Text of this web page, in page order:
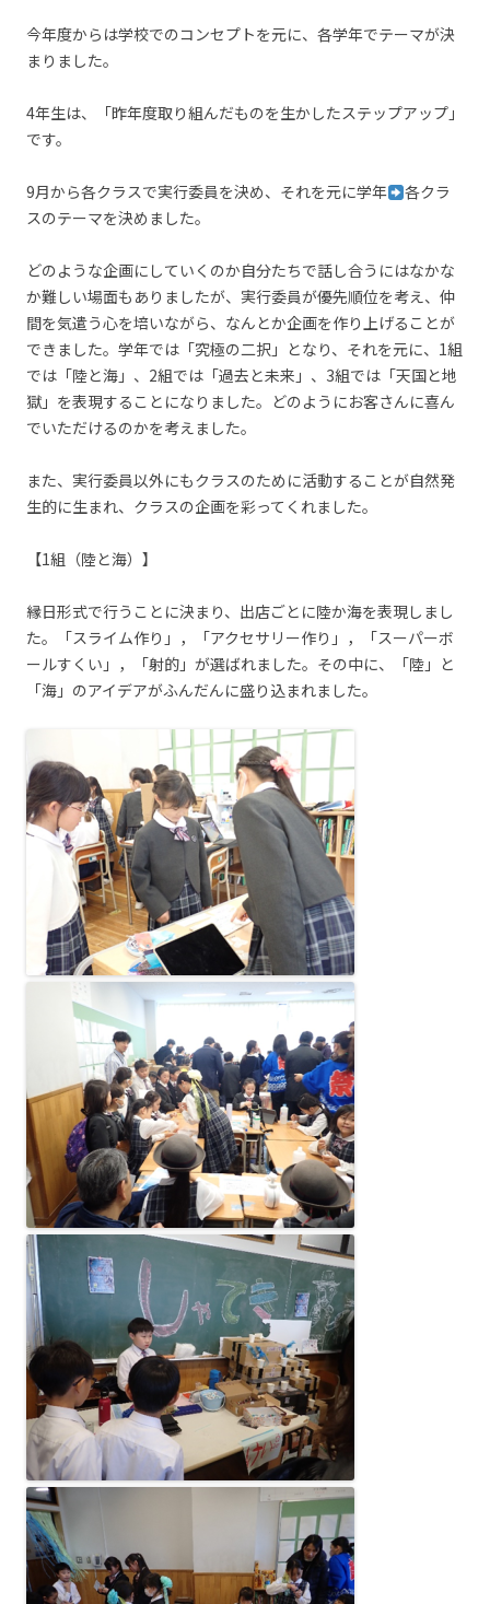
今年度からは学校でのコンセプトを元に、各学年でテーマが決
まりました。
4年生は、「昨年度取り組んだものを生かしたステップアップ」
です。
9月から各クラスで実行委員を決め、それを元に学年
各クラ
スのテーマを決めました。
どのような企画にしていくのか自分たちで話し合うにはなかな
か難しい場面もありましたが、実行委員が優先順位を考え、仲
間を気遣う心を培いながら、なんとか企画を作り上げることが
できました。学年では「究極の二択」となり、それを元に、1組
では「陸と海」、2組では「過去と未来」、3組では「天国と地
獄」を表現することになりました。どのようにお客さんに喜ん
でいただけるのかを考えました。
また、実行委員以外にもクラスのために活動することが自然発
生的に生まれ、クラスの企画を彩ってくれました。
【1組（陸と海）】
縁日形式で行うことに決まり、出店ごとに陸か海を表現しまし
た。「スライム作り」，「アクセサリー作り」，「スーパーボ
ールすくい」，「射的」が選ばれました。その中に、「陸」と
「海」のアイデアがふんだんに盛り込まれました。